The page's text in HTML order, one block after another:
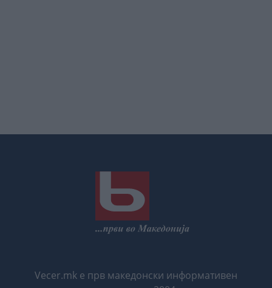
Vecer.mk е прв македонски информативен